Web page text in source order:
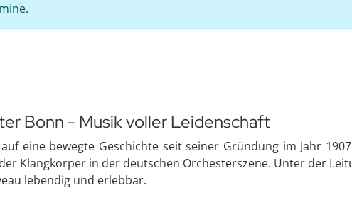
Bonn - Musik voller Leidenschaft
eine bewegte Geschichte seit seiner Gründung im Jahr
Klangkörper in der deutschen Orchesterszene. Unter der
lebendig und erlebbar.